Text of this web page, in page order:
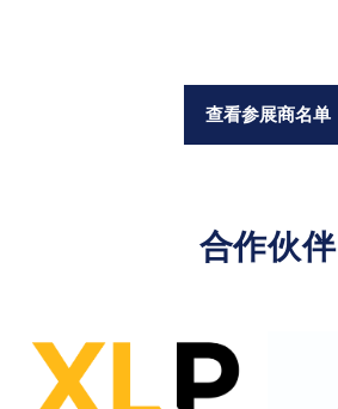
查看参展商名单
合作伙伴